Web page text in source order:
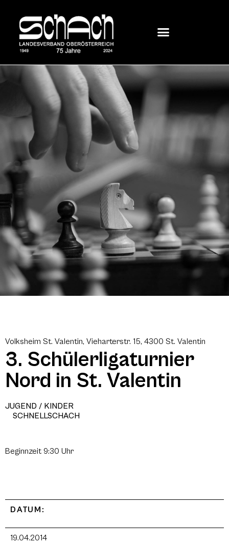
Volksheim St. Valentin, Vieharterstr. 15, 4300 St. Valentin
3. Schülerligaturnier
Nord in St. Valentin
JUGEND / KINDER
SCHNELLSCHACH
Beginnzeit 9:30 Uhr
DATUM:
19.04.2014